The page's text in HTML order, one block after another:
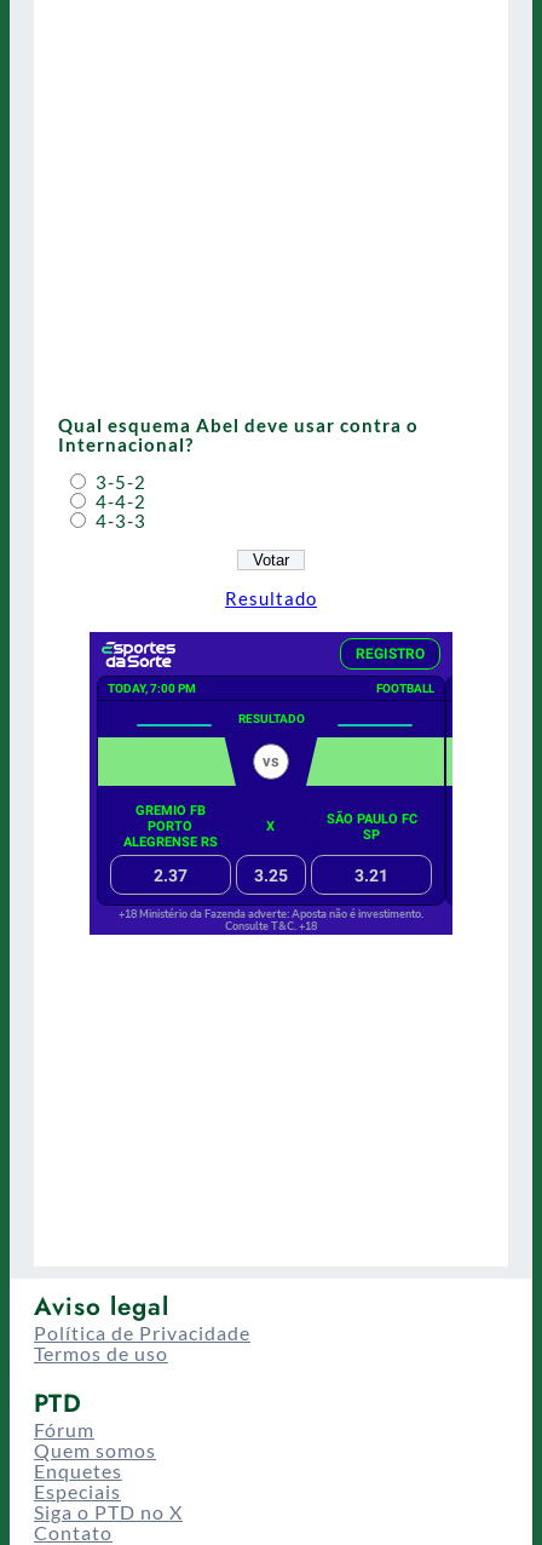
Qual esquema Abel deve usar contra o
Internacional?
3-5-2
4-4-2
4-3-3
Resultado
Aviso legal
Política de Privacidade
Termos de uso
PTD
Fórum
Quem somos
Enquetes
Especiais
Siga o PTD no X
Contato